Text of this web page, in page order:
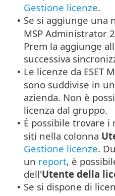
Gestione licenze.
• Se si aggiunge una
MSP Administrator
Prem la aggiunge
successiva
• Le licenze da ESET
sono suddivise in un
azienda. Non è
licenza dal gruppo.
• È possibile trovare i
siti nella colonna
Gestione licenze.
un report, è
dell'Utente della
• Se si dispone di